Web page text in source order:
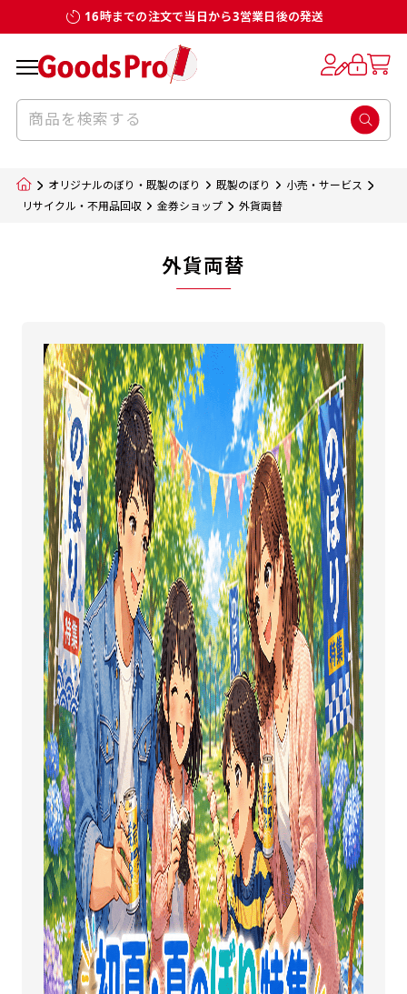
16時までの注文で当日から3営業日後の発送
オリジナルのぼり・既製のぼり 既製のぼり
小売・サービス
リサイクル・不用品回収
金券ショップ 外貨両替
外貨両替